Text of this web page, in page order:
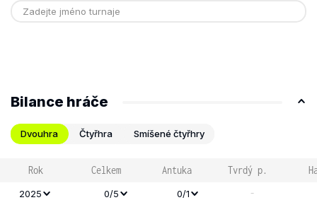
Bilance hráče
Dvouhra Čtyřhra Smíšené čtyřhry
Rok Celkem Antuka Tvrdý p.
2025 0/5 0/1 -